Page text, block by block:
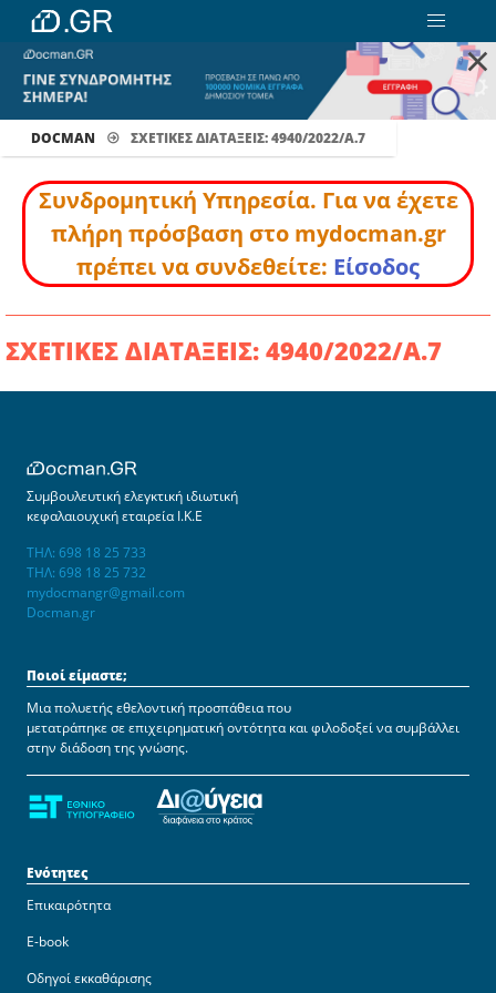
×
DOCMAN ΣΧΕΤΙΚΕΣ ΔΙΑΤΑΞΕΙΣ: 4940/2022/Α.7
Συνδρομητική Υπηρεσία. Για να έχετε
πλήρη πρόσβαση στο mydocman.gr
πρέπει να συνδεθείτε: Είσοδος
ΣΧΕΤΙΚΕΣ ΔΙΑΤΑΞΕΙΣ: 4940/2022/Α.7
Συμβουλευτική ελεγκτική ιδιωτική
κεφαλαιουχική εταιρεία Ι.Κ.Ε
ΤΗΛ: 698 18 25 733
ΤΗΛ: 698 18 25 732
mydocmangr@gmail.com
Docman.gr
Ποιοί είμαστε;
Μια πολυετής εθελοντική προσπάθεια που
μετατράπηκε σε επιχειρηματική οντότητα και φιλοδοξεί να συμβάλλει
στην διάδοση της γνώσης.
Ενότητες
Επικαιρότητα
E-book
Οδηγοί εκκαθάρισης